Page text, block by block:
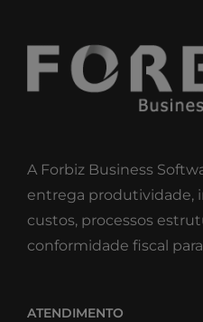
A Forbiz Business
entrega produtividade,
custos, processos
conformidade fiscal
ATENDIMENTO